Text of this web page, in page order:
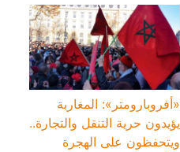
«أفروبارومتر»: المغاربة
يؤيدون حرية التنقل والتجارة..
ويتحفظون على الهجرة